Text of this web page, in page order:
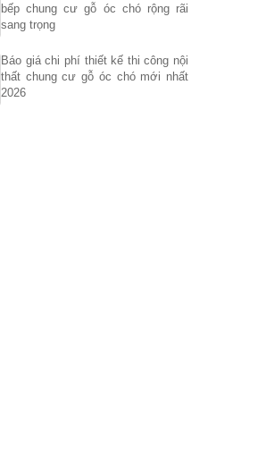
bếp chung cư gỗ óc chó rộng rãi
sang trọng
Báo giá chi phí thiết kế thi công nội
thất chung cư gỗ óc chó mới nhất
2026